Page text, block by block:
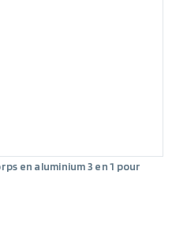
en aluminium 3 en 1 pour